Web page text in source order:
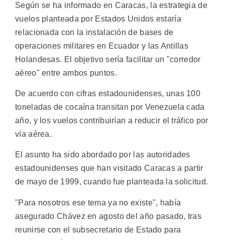
Según se ha informado en Caracas, la estrategia de
vuelos planteada por Estados Unidos estaría
relacionada con la instalación de bases de
operaciones militares en Ecuador y las Antillas
Holandesas. El objetivo sería facilitar un "corredor
aéreo" entre ambos puntos.
De acuerdo con cifras estadounidenses, unas 100
toneladas de cocaína transitan por Venezuela cada
año, y los vuelos contribuirían a reducir el tráfico por
vía aérea.
El asunto ha sido abordado por las autoridades
estadounidenses que han visitado Caracas a partir
de mayo de 1999, cuando fue planteada la solicitud.
"Para nosotros ese tema ya no existe", había
asegurado Chávez en agosto del año pasado, tras
reunirse con el subsecretario de Estado para